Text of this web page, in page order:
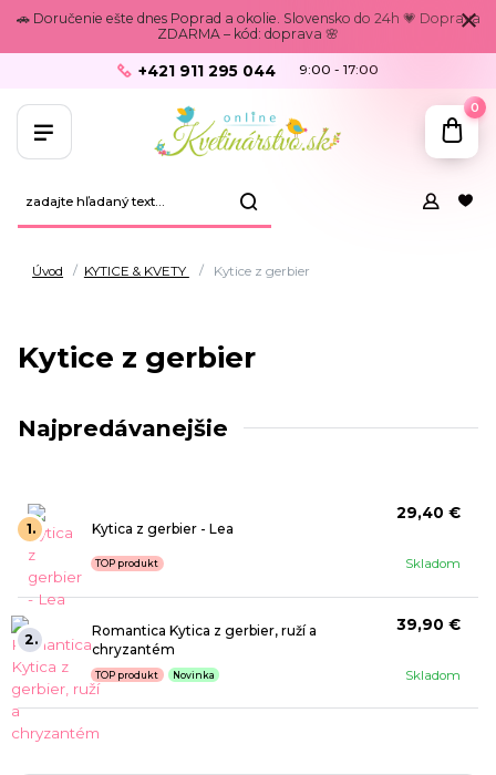
🚗 Doručenie ešte dnes Poprad a okolie. Slovensko do 24h 💗 Doprava
ZDARMA – kód: doprava 🌸
+421 911 295 044 9:00 - 17:00
0
Úvod KYTICE & KVETY Kytice z gerbier
Kytice z gerbier
Najpredávanejšie
1. Kytica z gerbier - Lea
Skladom
TOP produkt
29,40 €
2.
Romantica Kytica z gerbier, ruží a
chryzantém
Skladom
TOP produkt Novinka
39,90 €